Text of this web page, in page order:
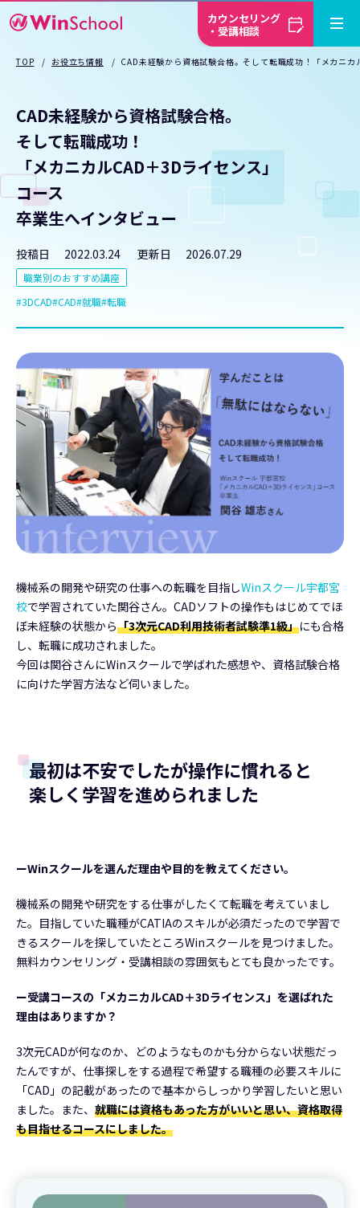
カウンセリング
・受講相談
TOP お役立ち情報 CAD未経験から資格試験合格。そして転職成功！「メカニ
CAD未経験から資格試験合格。
そして転職成功！
「メカニカルCAD＋3Dライセンス」
コース
卒業生へインタビュー
投稿日 2022.03.24 更新日 2026.07.29
職業別のおすすめ講座
3DCAD CAD 就職 転職
機械系の開発や研究の仕事への転職を目指しWinスクール宇都宮
校で学習されていた関谷さん。CADソフトの操作もはじめてでほ
ぼ未経験の状態から「3次元CAD利用技術者試験準1級」にも合格
し、転職に成功されました。
今回は関谷さんにWinスクールで学ばれた感想や、資格試験合格
に向けた学習方法など伺いました。
最初は不安でしたが操作に慣れると
楽しく学習を進められました
ーWinスクールを選んだ理由や目的を教えてください。
機械系の開発や研究をする仕事がしたくて転職を考えていまし
た。目指していた職種がCATIAのスキルが必須だったので学習で
きるスクールを探していたところWinスクールを見つけました。
無料カウンセリング・受講相談の雰囲気もとても良かったです。
ー受講コースの「メカニカルCAD＋3Dライセンス」を選ばれた
理由はありますか？
3次元CADが何なのか、どのようなものかも分からない状態だっ
たんですが、仕事探しをする過程で希望する職種の必要スキルに
「CAD」の記載があったので基本からしっかり学習したいと思い
ました。また、 就職には資格もあった方がいいと思い、資格取得
も目指せるコースにしました。